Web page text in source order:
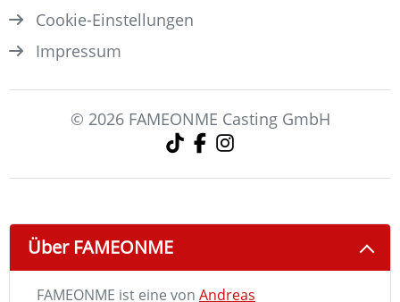
Cookie-Einstellungen
Impressum
© 2026 FAMEONME Casting GmbH
Über FAMEONME
FAMEONME ist eine von Andreas